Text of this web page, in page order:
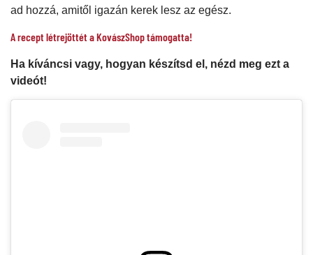
ad hozzá, amitől igazán kerek lesz az egész.
A recept létrejöttét a KovászShop támogatta!
Ha kíváncsi vagy, hogyan készítsd el, nézd meg ezt a
videót!